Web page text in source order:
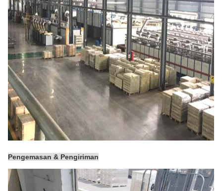
Pengemasan & Pengiriman